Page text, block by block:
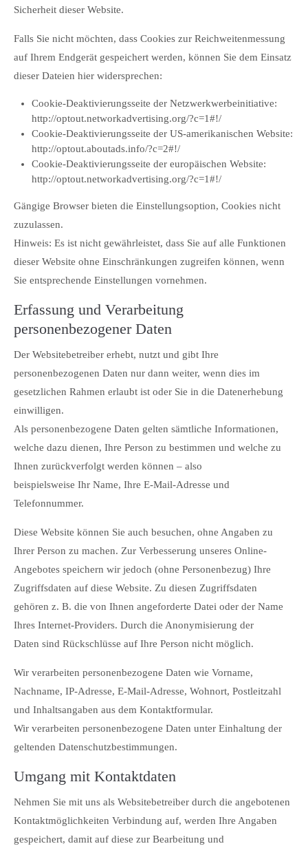
Sicherheit dieser Website.
Falls Sie nicht möchten, dass Cookies zur Reichweitenmessung
auf Ihrem Endgerät gespeichert werden, können Sie dem Einsatz
dieser Dateien hier widersprechen:
Cookie-Deaktivierungsseite der Netzwerkwerbeinitiative:
http://optout.networkadvertising.org/?c=1#!/
Cookie-Deaktivierungsseite der US-amerikanischen Website:
http://optout.aboutads.info/?c=2#!/
Cookie-Deaktivierungsseite der europäischen Website:
http://optout.networkadvertising.org/?c=1#!/
Gängige Browser bieten die Einstellungsoption, Cookies nicht
zuzulassen.
Hinweis: Es ist nicht gewährleistet, dass Sie auf alle Funktionen
dieser Website ohne Einschränkungen zugreifen können, wenn
Sie entsprechende Einstellungen vornehmen.
Erfassung und Verarbeitung
personenbezogener Daten
Der Websitebetreiber erhebt, nutzt und gibt Ihre
personenbezogenen Daten nur dann weiter, wenn dies im
gesetzlichen Rahmen erlaubt ist oder Sie in die Datenerhebung
einwilligen.
Als personenbezogene Daten gelten sämtliche Informationen,
welche dazu dienen, Ihre Person zu bestimmen und welche zu
Ihnen zurückverfolgt werden können – also
beispielsweise Ihr Name, Ihre E-Mail-Adresse und
Telefonnummer.
Diese Website können Sie auch besuchen, ohne Angaben zu
Ihrer Person zu machen. Zur Verbesserung unseres Online-
Angebotes speichern wir jedoch (ohne Personenbezug) Ihre
Zugriffsdaten auf diese Website. Zu diesen Zugriffsdaten
gehören z. B. die von Ihnen angeforderte Datei oder der Name
Ihres Internet-Providers. Durch die Anonymisierung der
Daten sind Rückschlüsse auf Ihre Person nicht möglich.
Wir verarbeiten personenbezogene Daten wie Vorname,
Nachname, IP-Adresse, E-Mail-Adresse, Wohnort, Postleitzahl
und Inhaltsangaben aus dem Kontaktformular.
Wir verarbeiten personenbezogene Daten unter Einhaltung der
geltenden Datenschutzbestimmungen.
Umgang mit Kontaktdaten
Nehmen Sie mit uns als Websitebetreiber durch die angebotenen
Kontaktmöglichkeiten Verbindung auf, werden Ihre Angaben
gespeichert, damit auf diese zur Bearbeitung und